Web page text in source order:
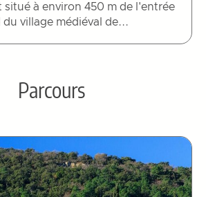
situé à environ 450 m de l'entrée
du village médiéval de...
Parcours